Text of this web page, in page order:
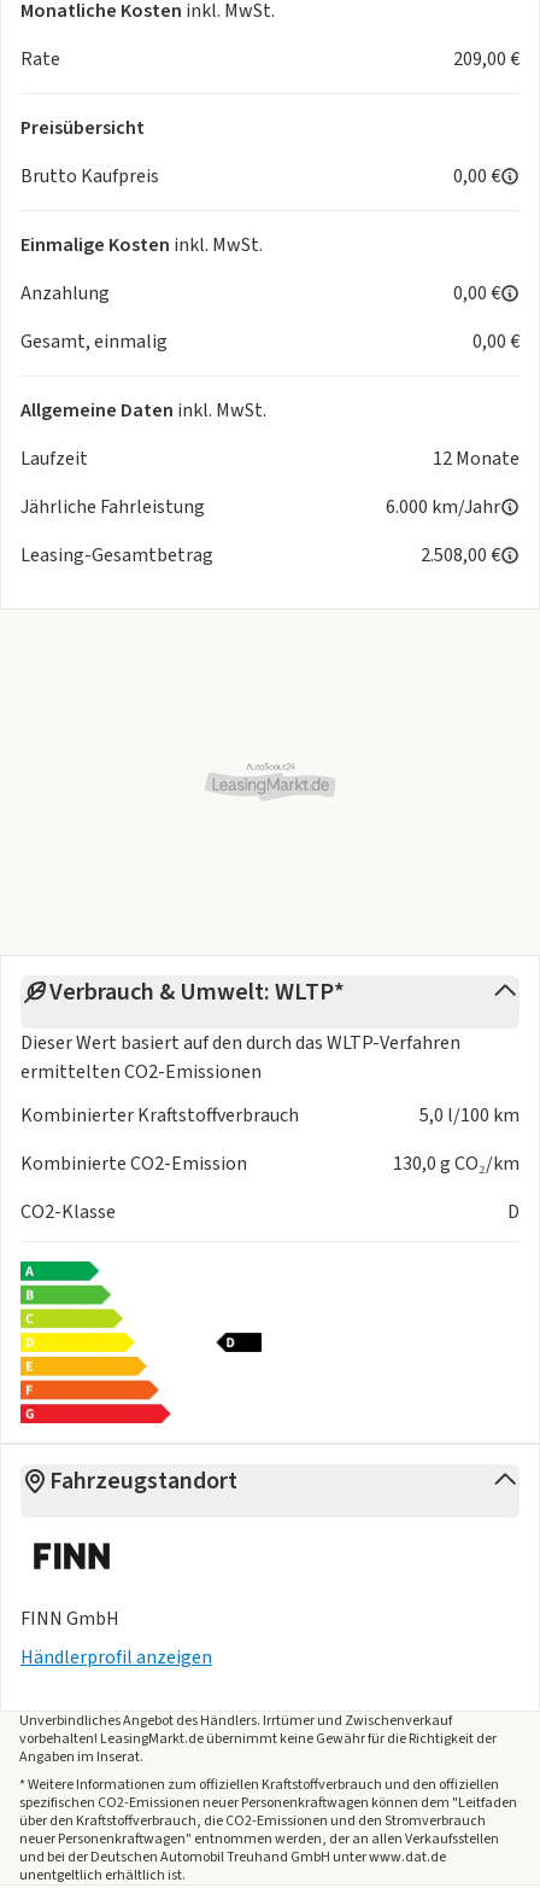
Monatliche Kosten inkl. MwSt.
Rate
209,00 €
Preisübersicht
Brutto Kaufpreis
0,00 €
Einmalige Kosten inkl. MwSt.
Anzahlung
0,00 €
Gesamt, einmalig
0,00 €
Allgemeine Daten inkl. MwSt.
Laufzeit
12 Monate
Jährliche Fahrleistung
6.000 km/Jahr
Leasing-Gesamtbetrag
2.508,00 €
Verbrauch & Umwelt: WLTP*
Dieser Wert basiert auf den durch dasWLTP-Verfahren
ermittelten CO2-Emissionen
Kombinierter Kraftstoffverbrauch
5,0 l/100 km
Kombinierte CO2-Emission
130,0 g CO₂/km
CO2-Klasse
D
Fahrzeugstandort
FINN GmbH
Händlerprofil anzeigen
Unverbindliches Angebot desHändlers. Irrtümer und Zwischenverkauf
vorbehalten! LeasingMarkt.de übernimmt keine Gewähr für die Richtigkeit der
Angaben im Inserat.
* Weitere Informationen zum offiziellen Kraftstoffverbrauch und den offiziellen
spezifischen CO2-Emissionen neuer Personenkraftwagen können dem "Leitfaden
über den Kraftstoffverbrauch, die CO2-Emissionen und den Stromverbrauch
neuer Personenkraftwagen" entnommen werden, der an allen Verkaufsstellen
und bei der Deutschen Automobil Treuhand GmbH unter www.dat.de
unentgeltlich erhältlich ist.